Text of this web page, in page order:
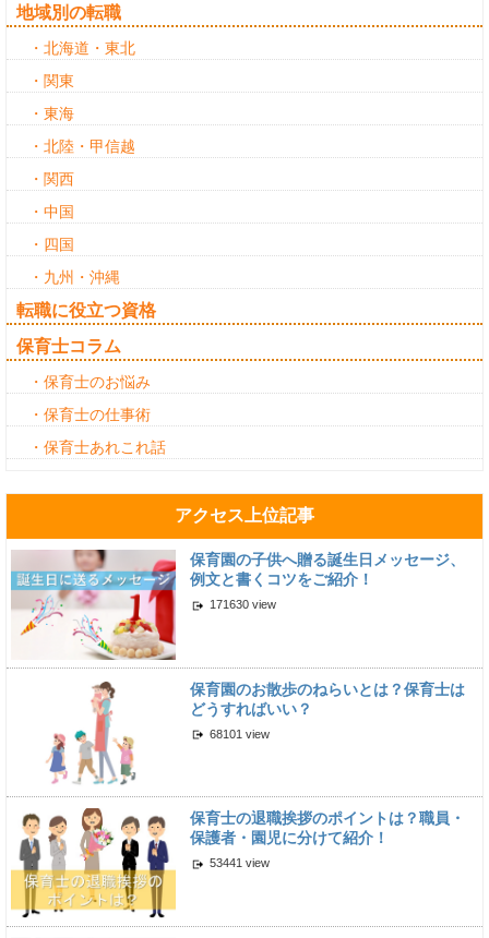
地域別の転職
・北海道・東北
・関東
・東海
・北陸・甲信越
・関西
・中国
・四国
・九州・沖縄
転職に役立つ資格
保育士コラム
・保育士のお悩み
・保育士の仕事術
・保育士あれこれ話
アクセス上位記事
保育園の子供へ贈る誕生日メッセージ、
例文と書くコツをご紹介！
171630 view
保育園のお散歩のねらいとは？保育士は
どうすればいい？
68101 view
保育士の退職挨拶のポイントは？職員・
保護者・園児に分けて紹介！
53441 view